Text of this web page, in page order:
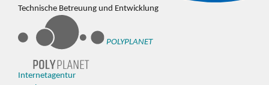
Technische Betreuung und Entwicklung
POLYPLANET
Internetagentur